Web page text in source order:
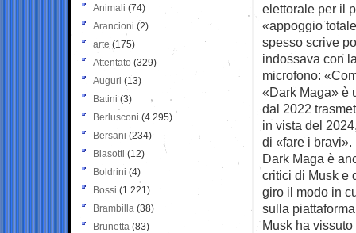
elettorale per il
«appoggio
spesso scrive
indossava con
microfono:
«Dark Maga» è
dal 2022
in vista del
di «fare i bravi».
Dark Maga è
critici di Musk e
giro il modo in
sulla
Musk ha
Animali (74)
Arancioni (2)
arte (175)
Attentato (329)
Auguri (13)
Batini (3)
Berlusconi (4.295)
Bersani (234)
Biasotti (12)
Boldrini (4)
Bossi (1.221)
Brambilla (38)
Brunetta (83)